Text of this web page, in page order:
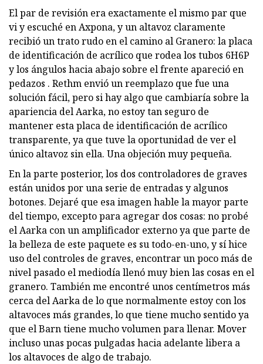
El par de revisión era exactamente el mismo par que
vi y escuché en Axpona, y un altavoz claramente
recibió un trato rudo en el camino al Granero: la placa
de identificación de acrílico que rodea los tubos 6H6P
y los ángulos hacia abajo sobre el frente apareció en
pedazos . Rethm envió un reemplazo que fue una
solución fácil, pero si hay algo que cambiaría sobre la
apariencia del Aarka, no estoy tan seguro de
mantener esta placa de identificación de acrílico
transparente, ya que tuve la oportunidad de ver el
único altavoz sin ella. Una objeción muy pequeña.
En la parte posterior, los dos controladores de graves
están unidos por una serie de entradas y algunos
botones. Dejaré que esa imagen hable la mayor parte
del tiempo, excepto para agregar dos cosas: no probé
el Aarka con un amplificador externo ya que parte de
la belleza de este paquete es su todo-en-uno, y sí hice
uso del controles de graves, encontrar un poco más de
nivel pasado el mediodía llenó muy bien las cosas en el
granero. También me encontré unos centímetros más
cerca del Aarka de lo que normalmente estoy con los
altavoces más grandes, lo que tiene mucho sentido ya
que el Barn tiene mucho volumen para llenar. Mover
incluso unas pocas pulgadas hacia adelante libera a
los altavoces de algo de trabajo.